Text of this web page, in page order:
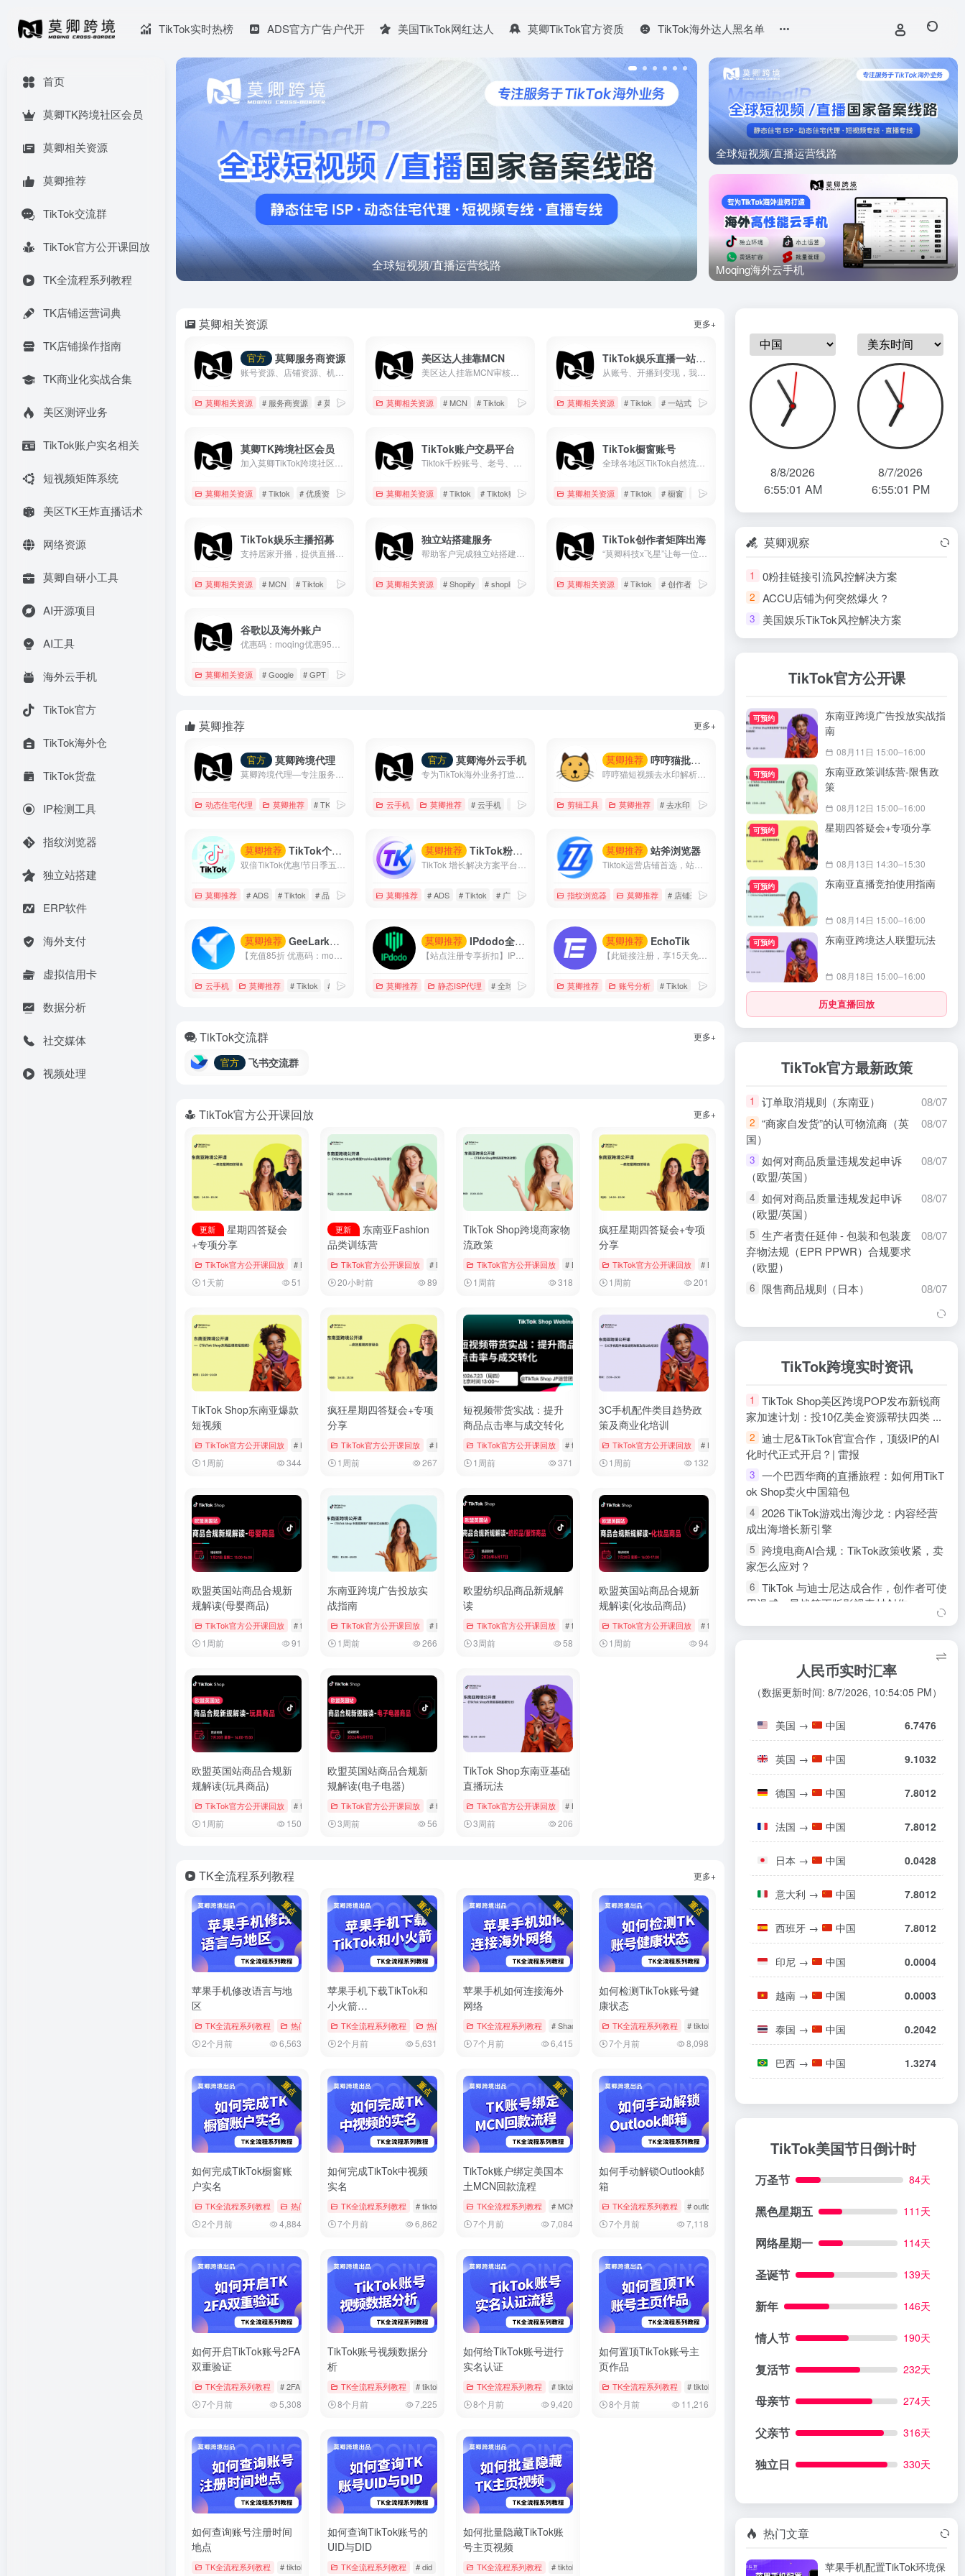
TikTok实时热榜 ADS官方广告户代开 美国TikTok网红达人 莫卿TikTok官方资质 TikTok海外达人黑名单
首页
莫卿TK跨境社区会员
莫卿相关资源
莫卿推荐
TikTok交流群
TikTok官方公开课回放
TK全流程系列教程
TK店铺运营词典
TK店铺操作指南
TK商业化实战合集
美区测评业务
TikTok账户实名相关
短视频矩阵系统
美区TK王炸直播话术
网络资源
莫卿自研小工具
AI开源项目
AI工具
海外云手机
TikTok官方
TikTok海外仓
TikTok货盘
IP检测工具
指纹浏览器
独立站搭建
ERP软件
海外支付
虚拟信用卡
数据分析
社交媒体
视频处理
全球短视频/直播运营线路
全球短视频/直播运营线路
Moqing海外云手机
莫卿相关资源 更多+
官方 莫卿服务商资源
莫卿相关资源 # 服务商资源 # 莫卿推荐工具及资源
美区达人挂靠MCN
美区达人挂靠MCN审核标准 1.非视频搬运账号 2.非无人直播账号 3.粉丝达到1000并且已经开通电商权限 4.现有挂车视频3条 5.7天内正常发布作品
莫卿相关资源 # MCN # Tiktok # 美区
TikTok娱乐直播一站式解决
莫卿相关资源 # Tiktok # 一站式解决 # 娱乐直播
莫卿TK跨境社区会员
莫卿相关资源 # Tiktok # 优质资源 # 会员服务
TikTok账户交易平台
莫卿相关资源 # Tiktok # Tiktok账号 # 千粉账号
TikTok橱窗账号
莫卿相关资源 # Tiktok # 橱窗 # 橱窗账号
TikTok娱乐主播招募
莫卿相关资源 # MCN # Tiktok # 娱乐直播
独立站搭建服务
莫卿相关资源 # Shopify # shopline # 店铺设计
TikTok创作者矩阵出海
莫卿相关资源 # Tiktok # 创作者出海 # 创作者服务平台
谷歌以及海外账户
莫卿相关资源 # Google # GPT # 苹果商店
莫卿推荐 更多+
官方 莫卿跨境代理
动态住宅代理 莫卿推荐 # TK专线 # 住宅代理 # 国家备案专线
官方 莫卿海外云手机
云手机 莫卿推荐 # 云手机 # 低成本 # 海外云手机
莫卿推荐 哼哼猫批量下载去水印
哼哼猫短视频去水印解析下载工具,支持解析抖音、快手、火山、西瓜、小红书、美拍、淘宝、QQ看点等上百个平台的视频,提取出来的视频无水印,可以免费、快速、方便地将视频去水印保存到手机相册、电脑本地,除了单个视频提取,还支持一键批量去水印提取作者所有视频.
剪辑工具 莫卿推荐 # 去水印 # 快手视频下载 # 快手视频去水印
莫卿推荐 TikTok个人折扣户
莫卿推荐 # ADS # Tiktok # 品牌知名度
莫卿推荐 TikTok粉丝增长优化
莫卿推荐 # ADS # Tiktok # 广告投放
莫卿推荐 站斧浏览器
Tiktok运营店铺首选，站斧浏览器专注解决Amazon、Wish、eBay、Shopee、Lazada等跨境电商账号安全管理问题。为电商卖家提供专业的店铺安全提速运营方案，支持定制化提供服务,利用专业技术团队让跨境更安全高效。
指纹浏览器 莫卿推荐 # 店铺运营 # 指纹浏览器 # 跨境电商
莫卿推荐 GeeLark云手机
云手机 莫卿推荐 # Tiktok # 云手机 # 多窗口同步
莫卿推荐 IPdodo全球网络代理
【站点注册专享折扣】IPdodo是一家全球网络代理服务商，品牌主营产品包括tiktok直播专线、静态住宅/数据中心代理、动态住宅/数据中心代理。目前，已为1000+个人及企业用户提供全场景、全设备跨境网络专业解决方案。
莫卿推荐 静态ISP代理 # 全球专线网络服务商 # 海外直播专线 # 静态isp代理
莫卿推荐 EchoTik
莫卿推荐 账号分析 # Tiktok # 数据分析 # 智能选品
TikTok交流群 更多+
官方 飞书交流群
TikTok官方公开课回放 更多+
更新
星期四答疑会
+专项分享
TikTok官方公开课回放 # Bookings & Vouchers # tiktok # 厨房用品
1天前 51
更新
东南亚Fashion
品类训练营
TikTok官方公开课回放 # Bookings & Vouchers # tiktok # 厨房用品
20小时前 89
TikTok Shop跨境商家物
流政策
TikTok官方公开课回放 # Bookings & Vouchers # tiktok # 厨房用品
1周前 318
疯狂星期四答疑会+专项
分享
TikTok官方公开课回放 # Bookings & Vouchers
1周前 201
TikTok Shop东南亚爆款
短视频
TikTok官方公开课回放 # Bookings & Vouchers # tiktok # 厨房用品
1周前 344
疯狂星期四答疑会+专项
分享
TikTok官方公开课回放 # Bookings & Vouchers # tiktok # 厨房用品
1周前 267
短视频带货实战：提升
商品点击率与成交转化
TikTok官方公开课回放 # tiktok # 厨房用品 # 官方公开课回放
1周前 371
3C手机配件类目趋势政
策及商业化培训
TikTok官方公开课回放 # Bookings & Vouchers # tiktok # 厨房用品
1周前 132
欧盟英国站商品合规新
规解读(母婴商品)
TikTok官方公开课回放 # tiktok # 官方公开课回放 # 母婴用品
1周前 91
东南亚跨境广告投放实
战指南
TikTok官方公开课回放 # Bookings & Vouchers # tiktok # 厨房用品
1周前 266
欧盟纺织品商品新规解
读
TikTok官方公开课回放 # tiktok # 儿童时尚 # 女装与女士内衣
3周前 58
欧盟英国站商品合规新
规解读(化妆品商品)
TikTok官方公开课回放 # tiktok # 官方公开课回放 # 美妆个护
1周前 94
欧盟英国站商品合规新
规解读(玩具商品)
TikTok官方公开课回放 # tiktok # 官方公开课回放 # 玩具
1周前 150
欧盟英国站商品合规新
规解读(电子电器)
TikTok官方公开课回放 # tiktok # 官方公开课回放 # 手机与数码
3周前 56
TikTok Shop东南亚基础
直播玩法
TikTok官方公开课回放 # Bookings & Vouchers
3周前 206
TK全流程系列教程 更多+
苹果手机修改语言与地
区
TK全流程系列教程 热门文章 # tiktok # 修改地区 # 修改时区
2个月前 6,563
苹果手机下载TikTok和
小火箭
（Shadowrocket）
TK全流程系列教程 热门文章 # AppStore # Shadowrocket # tiktok
2个月前 5,631
苹果手机如何连接海外
网络
TK全流程系列教程 # Shadowrocket # tiktok # 小火箭
7个月前 6,415
如何检测TikTok账号健
康状态
TK全流程系列教程 # tiktok # 健康状态 # 状态检测
7个月前 8,098
如何完成TikTok橱窗账
户实名
TK全流程系列教程 热门文章 # tiktok # 实名 # 实名认证
2个月前 4,884
如何完成TikTok中视频
实名
TK全流程系列教程 # tiktok # 中视频 # 实名
7个月前 6,862
TikTok账户绑定美国本
土MCN回款流程
TK全流程系列教程 # MCN # tiktok # 回款
7个月前 7,084
如何手动解锁Outlook邮
箱
TK全流程系列教程 # outlook # 微软邮箱 # 解除锁定
7个月前 7,118
如何开启TikTok账号2FA
双重验证
TK全流程系列教程 # 2FA # tiktok # 双重验证
7个月前 5,308
TikTok账号视频数据分
析
TK全流程系列教程 # tiktok # 数据分析 # 视频数据
8个月前 7,225
如何给TikTok账号进行
实名认证
TK全流程系列教程 # tiktok # 官方帐户实名 # 实名
8个月前 9,420
如何置顶TikTok账号主
页作品
TK全流程系列教程 # tiktok
8个月前 11,216
如何查询账号注册时间
地点
TK全流程系列教程 # tiktok # 注册时间 # 账号信息
如何查询TikTok账号的
UID与DID
TK全流程系列教程 # did # uid
如何批量隐藏TikTok账
号主页视频
TK全流程系列教程 # tiktok
8/8/2026
6:55:03 AM
8/7/2026
6:55:03 PM
莫卿观察
1 0粉挂链接引流风控解决方案
2 ACCU店铺为何突然爆火？
3 美国娱乐TikTok风控解决方案
TikTok官方公开课
可预约
东南亚跨境广告投放实战指
南
08月11日 15:00–16:00
可预约
东南亚政策训练营-限售政
策
08月12日 15:00–16:00
可预约 星期四答疑会+专项分享
08月13日 14:30–15:30
可预约 东南亚直播竞拍使用指南
08月14日 15:00–16:00
可预约 东南亚跨境达人联盟玩法
08月18日 15:00–16:00
历史直播回放
TikTok官方最新政策
1 订单取消规则（东南亚） 08/07
2 “商家自发货”的认可物流商（英
国）
08/07
3 如何对商品质量违规发起申诉
（欧盟/英国）
08/07
4 如何对商品质量违规发起申诉
（欧盟/英国）
08/07
5 生产者责任延伸 - 包装和包装废
弃物法规（EPR PPWR）合规要求
（欧盟）
08/07
6 限售商品规则（日本） 08/07
国）
08/07
10 非原创内容（东南亚） 08/06
商家安全中心（东南亚） 08/06
12 内容授权工具指南（东南亚） 08/06
13
100%正品保障标签解读（东南
亚）
08/06
14 TikTok Shop Mall政策（东南亚）08/06
15 禁售商品规则（英国）
16 禁售商品政策（欧盟） 08/06
17 TikTok Shop商家负余额规则（欧
盟）
08/06
玩具商品合规指南（欧盟/英国）
TikTok跨境实时资讯
1
TikTok Shop美区跨境POP发布新锐商
家加速计划：投10亿美金资源帮扶四类 ...
2 迪士尼&TikTok官宣合作，顶级IP的AI
化时代正式开启？| 雷报
3 一个巴西华商的直播旅程：如何用TikT
ok Shop卖火中国箱包
4 2026 TikTok游戏出海沙龙：内容经营
成出海增长新引擎
5 跨境电商AI合规：TikTok政策收紧，卖
家怎么应对？
6 TikTok 与迪士尼达成合作，创作者可使
用漫威、星战等正版影视素材创作
7 Disney+与TikTok合作引入粉丝创作内
东南亚电商乱斗：TikTok一年翻4倍，S
hopee和Lazada慌了
TikTok东南亚裁员惊动印尼政府 印尼2
TikTok砸下250亿美元，全球大厂为何
涌向东南亚建机房？
人民币实时汇率
（数据更新时间: 8/7/2026, 10:54:05 PM）
美国 → 中国 6.7476
英国 → 中国 9.1032
德国 → 中国 7.8012
法国 → 中国 7.8012
日本 → 中国 0.0428
意大利 → 中国 7.8012
西班牙 → 中国 7.8012
印尼 → 中国 0.0004
越南 → 中国 0.0003
泰国 → 中国 0.2042
巴西 → 中国 1.3274
TikTok美国节日倒计时
万圣节 84天
黑色星期五 111天
网络星期一 114天
圣诞节 139天
新年 146天
情人节 190天
复活节 232天
母亲节 274天
父亲节 316天
独立日 330天
热门文章
苹果手机配置TikTok环境保